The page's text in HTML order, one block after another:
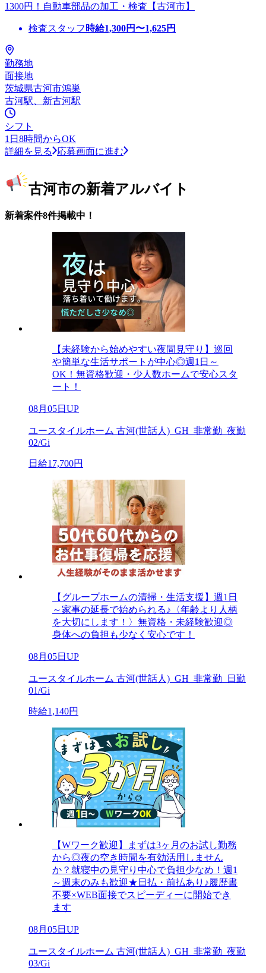
1300円！自動車部品の加工・検査【古河市】
検査スタッフ 時給1,300円〜1,625円
勤務地
面接地
茨城県古河市鴻巣
古河駅、新古河駅
シフト
1日8時間からOK
詳細を見る
応募画面に進む
古河市の新着アルバイト
新着案件8件掲載中！
【未経験から始めやすい夜間見守り】巡回
や簡単な生活サポートが中心◎週1日～
OK！無資格歓迎・少人数ホームで安心スタ
ート！
08月05日UP
ユースタイルホーム 古河(世話人)_GH_非常勤_夜勤
02/Gi
日給17,700円
【グループホームの清掃・生活支援】週1日
～家事の延長で始められる♪〈年齢より人柄
を大切にします！〉無資格・未経験歓迎◎
身体への負担も少なく安心です！
08月05日UP
ユースタイルホーム 古河(世話人)_GH_非常勤_日勤
01/Gi
時給1,140円
【Wワーク歓迎】まずは3ヶ月のお試し勤務
から◎夜の空き時間を有効活用しません
か？就寝中の見守り中心で負担少なめ！週1
～週末のみも歓迎★日払・前払あり♪履歴書
不要×WEB面接でスピーディーに開始でき
ます
08月05日UP
ユースタイルホーム 古河(世話人)_GH_非常勤_夜勤
03/Gi